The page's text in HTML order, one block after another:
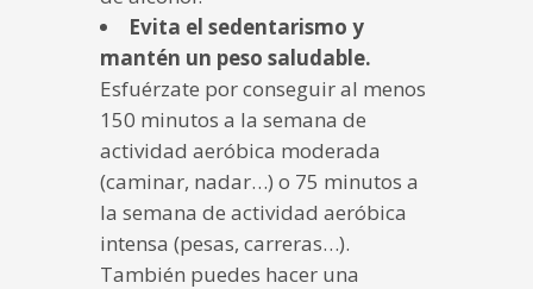
Evita el sedentarismo y
mantén un peso saludable.
Esfuérzate por conseguir al menos
150 minutos a la semana de
actividad aeróbica moderada
(caminar, nadar…) o 75 minutos a
la semana de actividad aeróbica
intensa (pesas, carreras…).
También puedes hacer una